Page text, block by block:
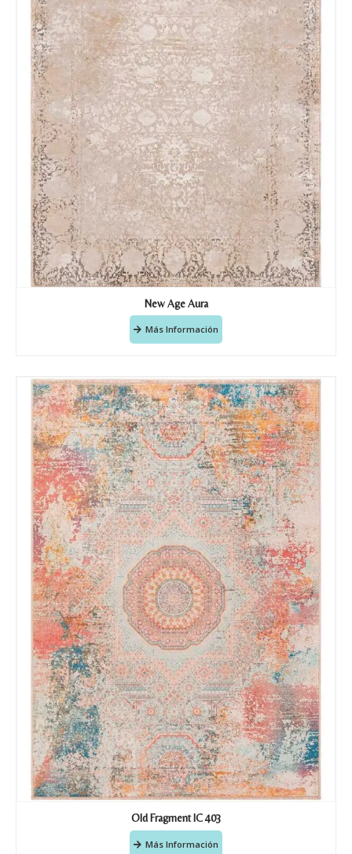
New Age Aura
Más Información
Old Fragment IC 403
Más Información
Nombre y apellido*
Teléfono
Correo electronico
Tu mensaje.
Nombre y Referencia del producto*
Acuerdo RGPD*
Doy mi consentimiento para que
esta web almacene la
información que envío para que
puedan responder a mi petición.
Recibir mi oferta